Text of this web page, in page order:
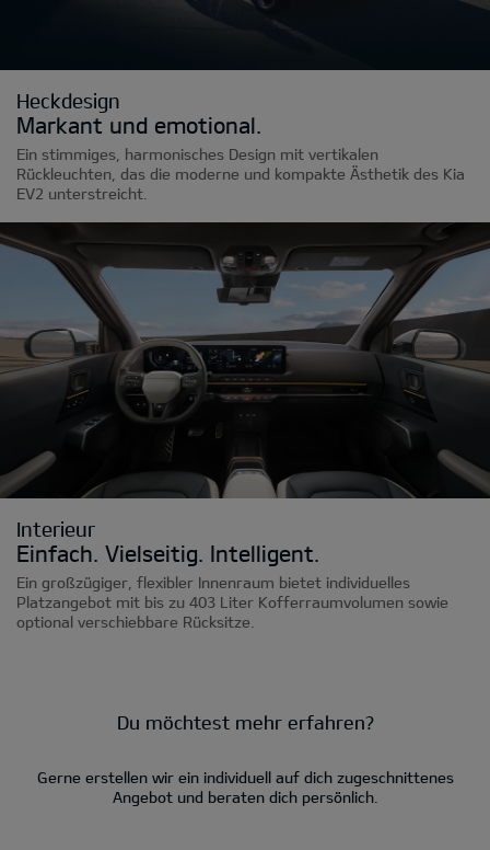
Heckdesign
Markant und emotional.
Ein stimmiges, harmonisches Design mit vertikalen
Rückleuchten, das die moderne und kompakte Ästhetik des Kia
EV2 unterstreicht.
Interieur
Einfach. Vielseitig. Intelligent.
Ein großzügiger, flexibler Innenraum bietet individuelles
Platzangebot mit bis zu 403 Liter Kofferraumvolumen sowie
optional verschiebbare Rücksitze.
Du möchtest mehr erfahren?
Gerne erstellen wir ein individuell auf dich zugeschnittenes
Angebot und beraten dich persönlich.